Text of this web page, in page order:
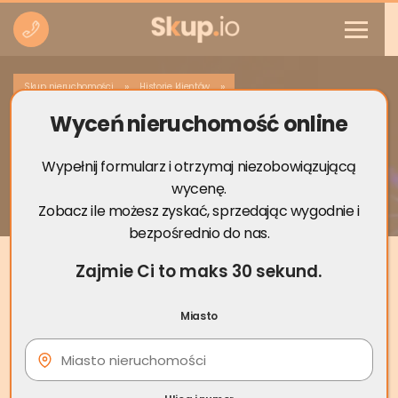
Skup nieruchomości » Historie klientów »
Pomoc w formalnościach i bezpieczna
sprzedaż mieszkania w Polsce z USA –
case study
Wyceń nieruchomość online
Wypełnij formularz i otrzymaj niezobowiązującą
wycenę.
Zobacz ile możesz zyskać, sprzedając wygodnie i
bezpośrednio do nas.
Zajmie Ci to maks 30 sekund.
Miasto